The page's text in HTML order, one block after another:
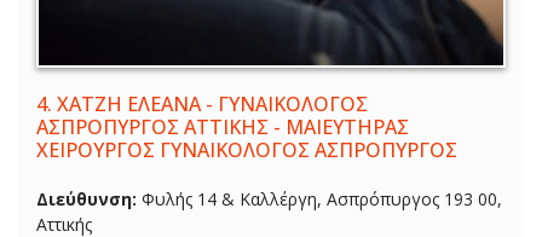
4. ΧΑΤΖΗ ΕΛΕΑΝΑ - ΓΥΝΑΙΚΟΛΟΓΟΣ
ΑΣΠΡΟΠΥΡΓΟΣ ΑΤΤΙΚΗΣ - ΜΑΙΕΥΤΗΡΑΣ
ΧΕΙΡΟΥΡΓΟΣ ΓΥΝΑΙΚΟΛΟΓΟΣ ΑΣΠΡΟΠΥΡΓΟΣ
Διεύθυνση: Φυλής 14 & Καλλέργη, Ασπρόπυργος 193 00,
Αττικής